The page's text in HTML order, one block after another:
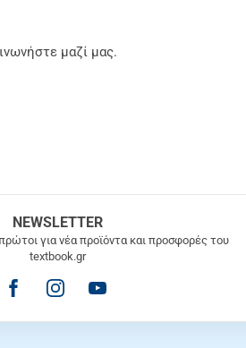
μαζί μας.
NEWSLETTER
για νέα προϊόντα και προσφορές του
textbook.gr